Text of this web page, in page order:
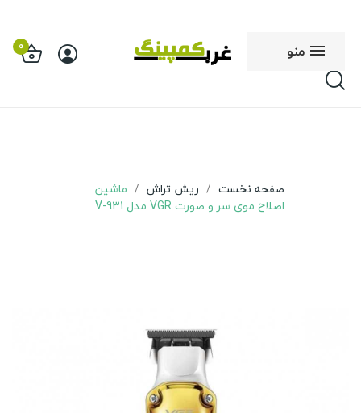
منو 0
صفحه نخست ریش تراش
ماشین
اصلاح موی سر و صورت VGR مدل V-931